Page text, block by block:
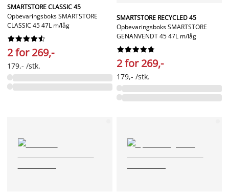
SMARTSTORE CLASSIC 45
Opbevaringsboks SMARTSTORE
CLASSIC 45 47L m/låg






2 for 269,-
179,- /stk.
SMARTSTORE RECYCLED 45
Opbevaringsboks SMARTSTORE
GENANVENDT 45 47L m/låg






2 for 269,-
179,- /stk.